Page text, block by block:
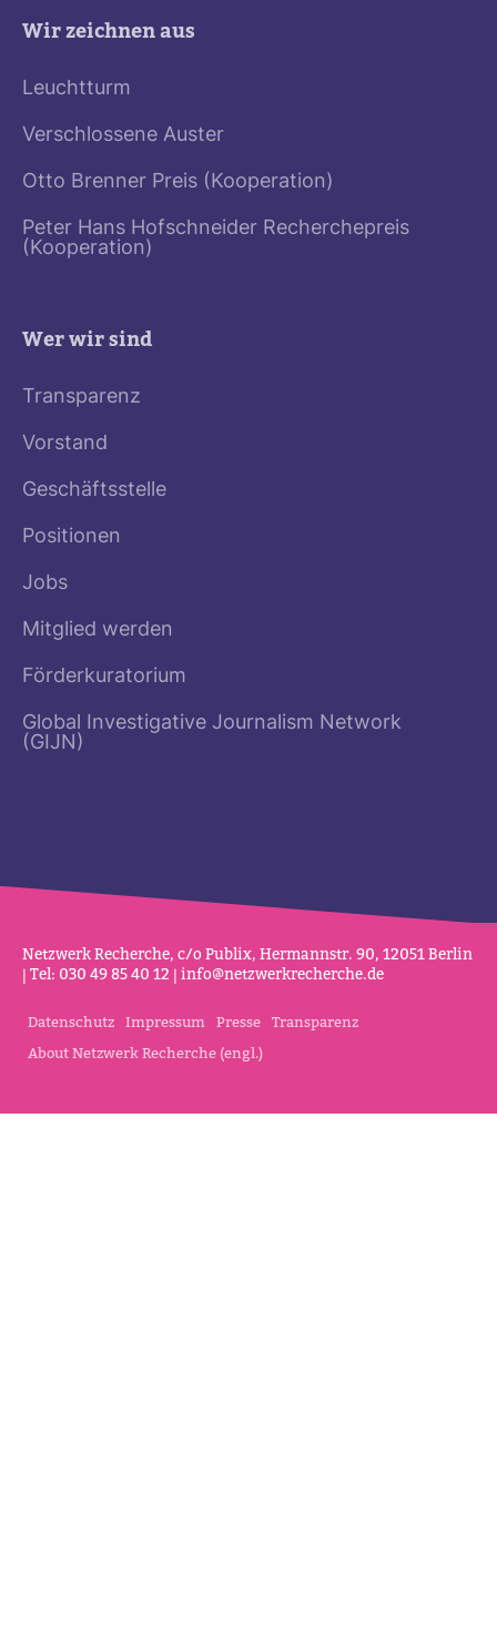
Wir zeichnen aus
Leuchtturm
Verschlossene Auster
Otto Brenner Preis (Kooperation)
Peter Hans Hofschneider Recherchepreis
(Kooperation)
Wer wir sind
Transparenz
Vorstand
Geschäftsstelle
Positionen
Jobs
Mitglied werden
Förderkuratorium
Global Investigative Journalism Network
(GIJN)
Netz­werk Recherche, c/o Publix, Her­mannstr. 90, 12051 Berlin
| Tel: 030 49 85 40 12 | info@netz­werk­re­cherche.de
Datenschutz Impressum Presse Transparenz
About Netzwerk Recherche (engl.)